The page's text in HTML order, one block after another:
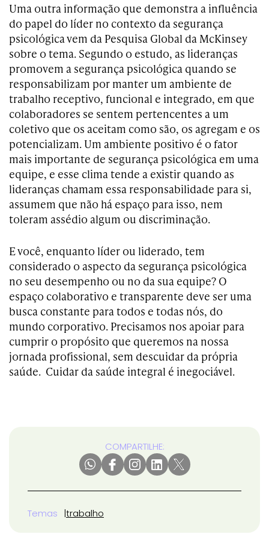
Uma outra informação que demonstra a influência
do papel do líder no contexto da segurança
psicológica vem da Pesquisa Global da McKinsey
sobre o tema. Segundo o estudo, as lideranças
promovem a segurança psicológica quando se
responsabilizam por manter um ambiente de
trabalho receptivo, funcional e integrado, em que
colaboradores se sentem pertencentes a um
coletivo que os aceitam como são, os agregam e os
potencializam. Um ambiente positivo é o fator
mais importante de segurança psicológica em uma
equipe, e esse clima tende a existir quando as
lideranças chamam essa responsabilidade para si,
assumem que não há espaço para isso, nem
toleram assédio algum ou discriminação.
E você, enquanto líder ou liderado, tem
considerado o aspecto da segurança psicológica
no seu desempenho ou no da sua equipe? O
espaço colaborativo e transparente deve ser uma
busca constante para todos e todas nós, do
mundo corporativo. Precisamos nos apoiar para
cumprir o propósito que queremos na nossa
jornada profissional, sem descuidar da própria
saúde. Cuidar da saúde integral é inegociável.
COMPARTILHE:
Temas trabalho